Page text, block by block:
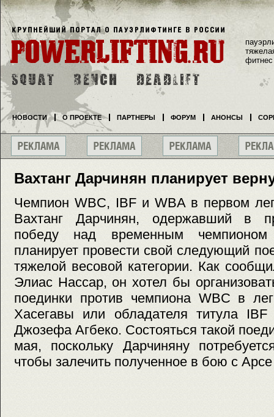
Вахтанг Дарчинян планирует
Чемпион WBC, IBF и WBA в первом
Вахтанг Дарчинян, одержавший в
победу над временным
планирует провести свой следующий
тяжелой весовой категории. Как
Элиас Нассар, он хотел бы
поединки против чемпиона WBC в
Хасегавы или обладателя титула
Джозефа Агбеко. Состояться такой
мая, поскольку Дарчиняну
чтобы залечить полученное в бою с
фитнес
НОВОСТИ О ПРОЕКТЕ ПАРТНЕРЫ ФОРУМ АНОНСЫ